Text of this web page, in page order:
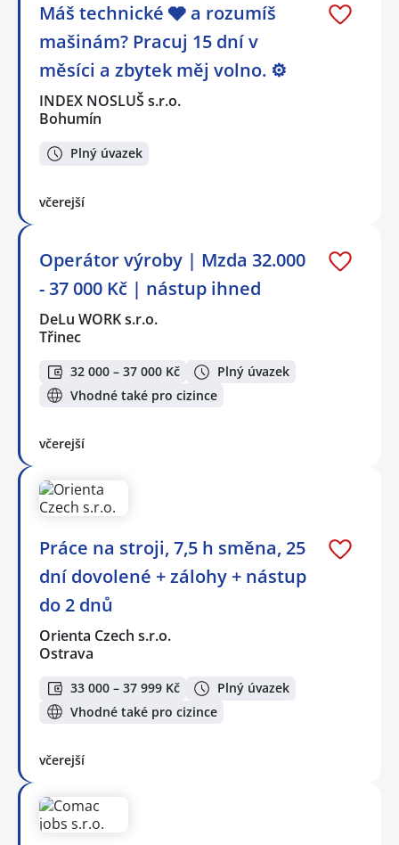
Máš technické 🩶 a rozumíš
mašinám? Pracuj 15 dní v
měsíci a zbytek měj volno. ⚙
INDEX NOSLUŠ s.r.o.
Bohumín
Plný úvazek
včerejší
Operátor výroby | Mzda 32.000
- 37 000 Kč | nástup ihned
DeLu WORK s.r.o.
Třinec
32 000 – 37 000 Kč
Plný úvazek
Vhodné také pro cizince
včerejší
Práce na stroji, 7,5 h směna, 25
dní dovolené + zálohy + nástup
do 2 dnů
Orienta Czech s.r.o.
Ostrava
33 000 – 37 999 Kč
Plný úvazek
Vhodné také pro cizince
včerejší